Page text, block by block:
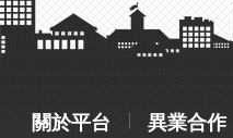
關於平台 異業合作